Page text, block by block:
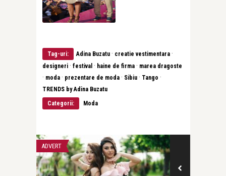
Tag-uri: Adina Buzatu · creatie vestimentara ·
designeri · festival · haine de firma · marea dragoste
· moda · prezentare de moda · Sibiu · Tango ·
TRENDS by Adina Buzatu
Categorii:
Moda
ADVERT